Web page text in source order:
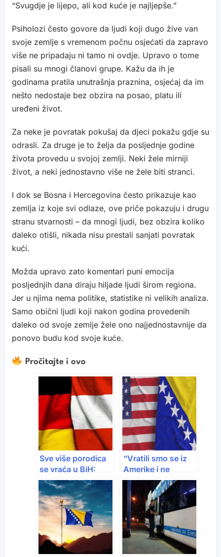
“Svugdje je lijepo, ali kod kuće je najljepše.”
Psiholozi često govore da ljudi koji dugo žive van
svoje zemlje s vremenom počnu osjećati da zapravo
više ne pripadaju ni tamo ni ovdje. Upravo o tome
pisali su mnogi članovi grupe. Kažu da ih je
godinama pratila unutrašnja praznina, osjećaj da im
nešto nedostaje bez obzira na posao, platu ili
uređeni život.
Za neke je povratak pokušaj da djeci pokažu gdje su
odrasli. Za druge je to želja da posljednje godine
života provedu u svojoj zemlji. Neki žele mirniji
život, a neki jednostavno više ne žele biti stranci.
I dok se Bosna i Hercegovina često prikazuje kao
zemlja iz koje svi odlaze, ove priče pokazuju i drugu
stranu stvarnosti – da mnogi ljudi, bez obzira koliko
daleko otišli, nikada nisu prestali sanjati povratak
kući.
Možda upravo zato komentari puni emocija
posljednjih dana diraju hiljade ljudi širom regiona.
Jer u njima nema politike, statistike ni velikih analiza.
Samo obični ljudi koji nakon godina provedenih
daleko od svoje zemlje žele ono najjednostavnije da
ponovo budu kod svoje kuće.
Pročitajte i ovo
Sve više porodica
se vraća u BiH:
“Djeca više ne žele
nazad u Austriju i
Njemačku”
“Vratili smo se iz
Amerike i ne
kajemo se”: Sve
više porodica
ponovo bira život u
BiH